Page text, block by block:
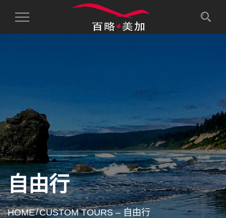
Toggle
自由行
HOME CUSTOM TOURS – 自由行